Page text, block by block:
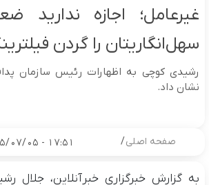
صفحه اصلی/
17:51 - 2025/07/05
غیرعامل؛ اجازه ندارید
سهل‌انگاریتان را گردن
رشیدی کوچی به اظهارات رئیس سازمان
نشان داد.
به گزارش خبرگزاری خبرآنلاین، جلال